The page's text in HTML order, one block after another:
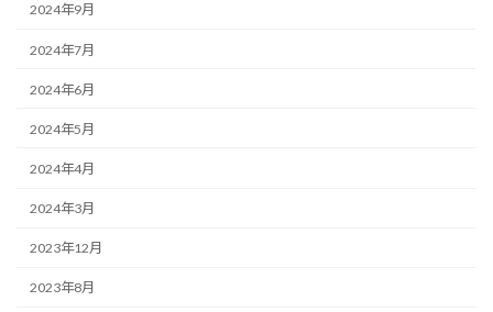
2024年9月
2024年7月
2024年6月
2024年5月
2024年4月
2024年3月
2023年12月
2023年8月